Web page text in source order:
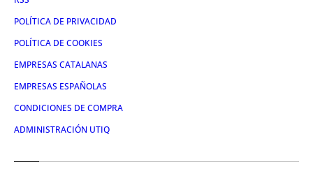
POLÍTICA DE PRIVACIDAD
POLÍTICA DE COOKIES
EMPRESAS CATALANAS
EMPRESAS ESPAÑOLAS
CONDICIONES DE COMPRA
ADMINISTRACIÓN UTIQ